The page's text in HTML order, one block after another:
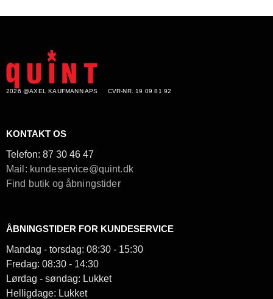
2026 @AXEL KAUFMANN APS CVR-NR. 19 09 81 92
KONTAKT OS
Telefon: 87 30 46 47
Mail: kundeservice@quint.dk
Find butik og åbningstider
ÅBNINGSTIDER FOR KUNDESERVICE
Mandag - torsdag: 08:30 - 15:30
Fredag: 08:30 - 14:30
Lørdag - søndag: Lukket
Helligdage: Lukket